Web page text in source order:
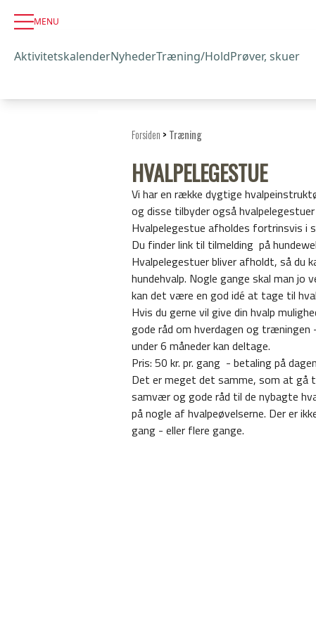
MENU
AktivitetskalenderNyhederTræning/HoldPrøver, skuer
Forsiden > Træning
HVALPELEGESTUE
Vi har en række dygtige
og disse tilbyder også
Hvalpelegestue afholdes fortrinsvis i
Du finder link til tilmelding på
Hvalpelegestuer bliver afholdt, så du
hundehvalp. Nogle gange skal man jo
kan det være en god idé at tage til
Hvis du gerne vil give din hvalp
gode råd om hverdagen og træningen
under 6 måneder kan deltage.
Pris: 50 kr. pr. gang - betaling på
Det er meget det samme, som at gå
samvær og gode råd til de nybagte
på nogle af hvalpeøvelserne. Der er
gang - eller flere gange.